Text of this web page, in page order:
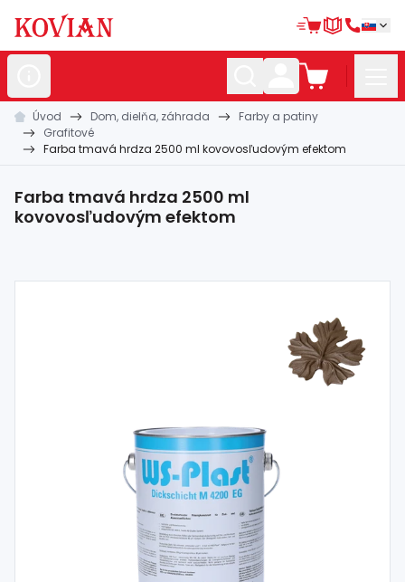
Nerezovépolotovary
Hliníkovépolotovary
Kované polotovary
Úvod Dom, dielňa, záhrada
Farby a patiny
Grafitové
Farba tmavá hrdza 2500 ml kovovosľudovým efektom
Farba tmavá hrdza 2500 ml
kovovosľudovým efektom